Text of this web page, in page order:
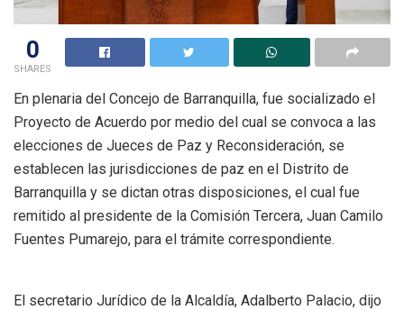
0
SHARES
En plenaria del Concejo de Barranquilla, fue socializado el
Proyecto de Acuerdo por medio del cual se convoca a las
elecciones de Jueces de Paz y Reconsideración, se
establecen las jurisdicciones de paz en el Distrito de
Barranquilla y se dictan otras disposiciones, el cual fue
remitido al presidente de la Comisión Tercera, Juan Camilo
Fuentes Pumarejo, para el trámite correspondiente.
El secretario Jurídico de la Alcaldía, Adalberto Palacio, dijo